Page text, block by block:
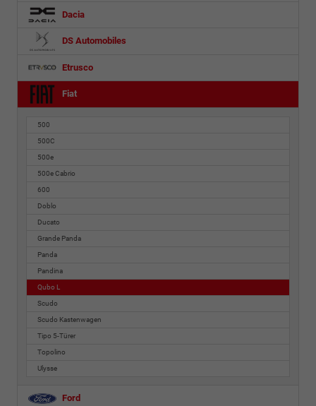
Dacia
DS Automobiles
Etrusco
Fiat
500
500C
500e
500e Cabrio
600
Doblo
Ducato
Grande Panda
Panda
Pandina
Qubo L
Scudo
Scudo Kastenwagen
Tipo 5-Türer
Topolino
Ulysse
Ford